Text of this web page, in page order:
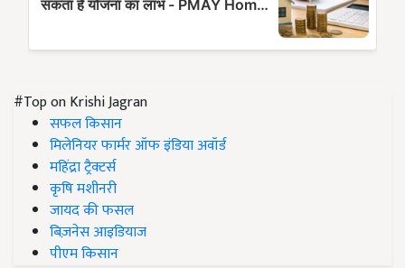
#Top on Krishi Jagran
सफल किसान
मिलेनियर फार्मर ऑफ इंडिया अवॉर्ड
महिंद्रा ट्रैक्टर्स
कृषि मशीनरी
जायद की फसल
बिज़नेस आइडियाज
पीएम किसान